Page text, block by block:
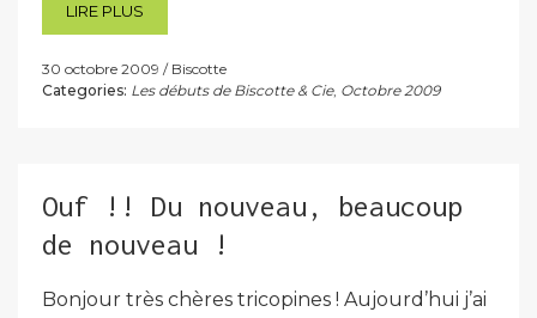
LIRE PLUS
30 octobre 2009
Biscotte
Categories: Les débuts de Biscotte & Cie, Octobre 2009
Ouf !! Du nouveau, beaucoup
de nouveau !
Bonjour très chères tricopines ! Aujourd’hui j’ai